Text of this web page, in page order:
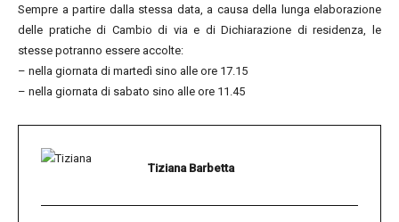
Sempre a partire dalla stessa data, a causa della lunga elaborazione
delle pratiche di Cambio di via e di Dichiarazione di residenza, le
stesse potranno essere accolte:
– nella giornata di martedì sino alle ore 17.15
– nella giornata di sabato sino alle ore 11.45
Tiziana Barbetta